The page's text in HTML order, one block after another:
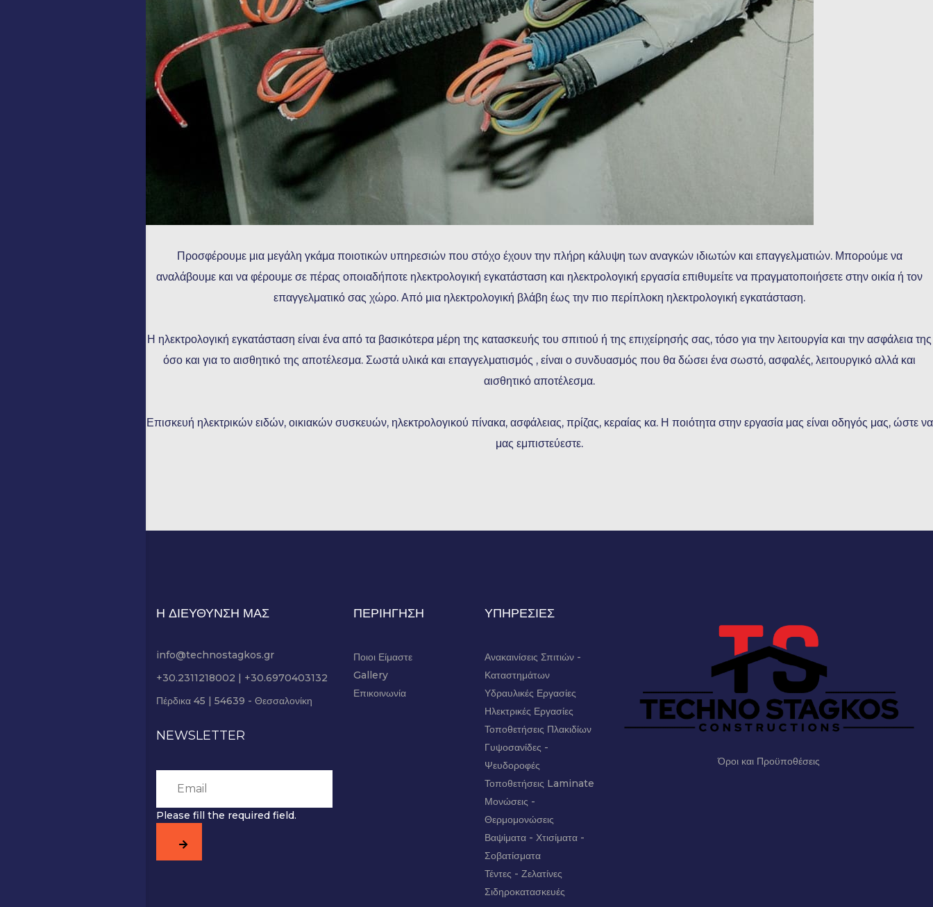
Προσφέρουμε μια μεγάλη γκάμα ποιοτικών υπηρεσιών που στόχο έχουν την πλήρη κάλυψη των αναγκών ιδιωτών και επαγγελματιών. Μπορούμε να
αναλάβουμε και να φέρουμε σε πέρας οποιαδήποτε ηλεκτρολογική εγκατάσταση και ηλεκτρολογική εργασία επιθυμείτε να πραγματοποιήσετε στην οικία ή τον
επαγγελματικό σας χώρο. Από μια ηλεκτρολογική βλάβη έως την πιο περίπλοκη ηλεκτρολογική εγκατάσταση.
Η ηλεκτρολογική εγκατάσταση είναι ένα από τα βασικότερα μέρη της κατασκευής του σπιτιού ή της επιχείρησής σας, τόσο για την λειτουργία και την ασφάλεια της
όσο και για το αισθητικό της αποτέλεσμα. Σωστά υλικά και επαγγελματισμός , είναι ο συνδυασμός που θα δώσει ένα σωστό, ασφαλές, λειτουργικό αλλά και
αισθητικό αποτέλεσμα.
Επισκευή ηλεκτρικών ειδών, οικιακών συσκευών, ηλεκτρολογικού πίνακα, ασφάλειας, πρίζας, κεραίας κα. Η ποιότητα στην εργασία μας είναι οδηγός μας, ώστε να
μας εμπιστεύεστε.
Η ΔΙΕΥΘΥΝΣΗ ΜΑΣ
info@technostagkos.gr
+30.2311218002 | +30.6970403132
Πέρδικα 45 | 54639 - Θεσσαλονίκη
NEWSLETTER
Please fill the required field.
ΠΕΡΙΗΓΗΣΗ
Ποιοι Είμαστε
Gallery
Επικοινωνία
ΥΠΗΡΕΣΙΕΣ
Ανακαινίσεις Σπιτιών -
Καταστημάτων
Υδραυλικές Εργασίες
Ηλεκτρικές Εργασίες
Τοποθετήσεις Πλακιδίων
Γυψοσανίδες -
Ψευδοροφές
Τοποθετήσεις Laminate
Μονώσεις -
Θερμομονώσεις
Βαψίματα - Χτισίματα -
Σοβατίσματα
Τέντες - Ζελατίνες
Σιδηροκατασκευές
Όροι και Προϋποθέσεις